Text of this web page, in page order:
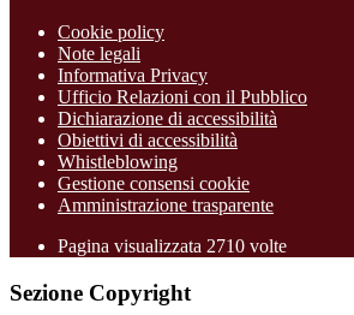
Cookie policy
Note legali
Informativa Privacy
Ufficio Relazioni con il Pubblico
Dichiarazione di accessibilità
Obiettivi di accessibilità
Whistleblowing
Gestione consensi cookie
Amministrazione trasparente
Pagina visualizzata 2710 volte
Sezione Copyright